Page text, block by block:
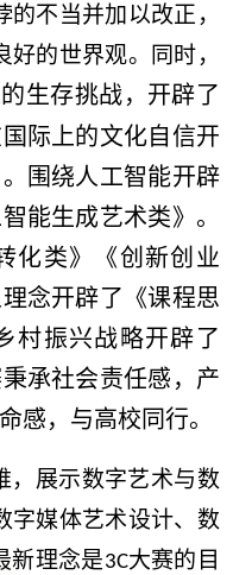
不当并加以改正，
的世界观。同时，
生存挑战，开辟了
际上的文化自信开
围绕人工智能开辟
能生成艺术类》。
化类》《创新创业
念开辟了《课程思
村振兴战略开辟了
承社会责任感，产
感，与高校同行。
，展示数字艺术与数
字媒体艺术设计、数
新理念是3C大赛的目